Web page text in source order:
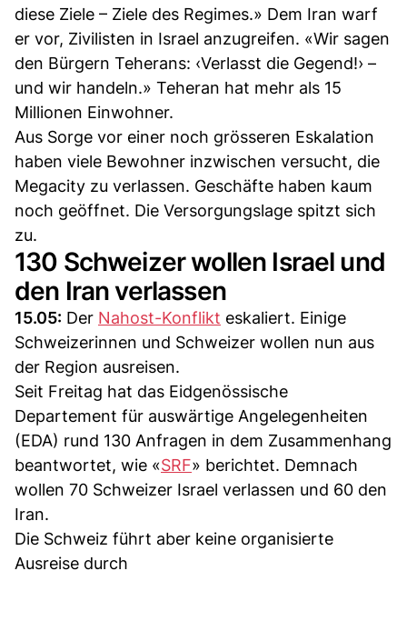
diese Ziele – Ziele des Regimes.» Dem Iran warf
er vor, Zivilisten in Israel anzugreifen. «Wir sagen
den Bürgern Teherans: ‹Verlasst die Gegend!› –
und wir handeln.» Teheran hat mehr als 15
Millionen Einwohner.
Aus Sorge vor einer noch grösseren Eskalation
haben viele Bewohner inzwischen versucht, die
Megacity zu verlassen. Geschäfte haben kaum
noch geöffnet. Die Versorgungslage spitzt sich
zu.
130 Schweizer wollen Israel und
den Iran verlassen
15.05: Der Nahost-Konflikt eskaliert. Einige
Schweizerinnen und Schweizer wollen nun aus
der Region ausreisen.
Seit Freitag hat das Eidgenössische
Departement für auswärtige Angelegenheiten
(EDA) rund 130 Anfragen in dem Zusammenhang
beantwortet, wie «SRF» berichtet. Demnach
wollen 70 Schweizer Israel verlassen und 60 den
Iran.
Die Schweiz führt aber keine organisierte
Ausreise durch